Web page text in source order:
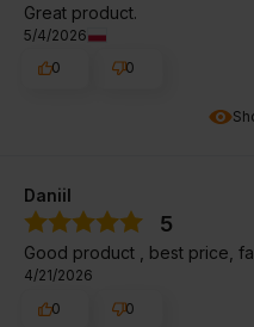
Great product.
5/4/2026
0
0
Daniil
5
Good product , best price,
4/21/2026
0
0